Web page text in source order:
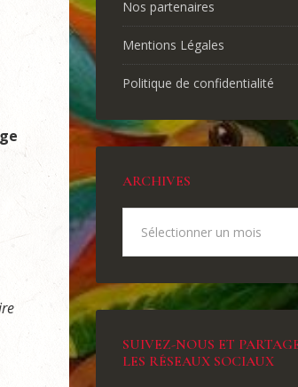
Nos partenaires
Mentions Légales
Politique de confidentialité
ARCHIVES
SUIVEZ-NOUS ET
LES RÉSEAUX SOCIAUX